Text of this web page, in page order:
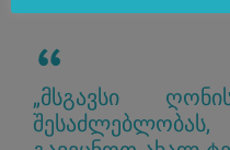
„მსგავსი